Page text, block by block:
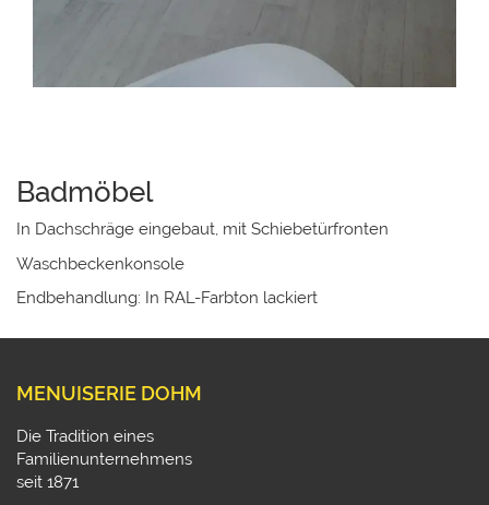
Badmöbel
In Dachschräge eingebaut, mit Schiebetürfronten
Waschbeckenkonsole
Endbehandlung: In RAL-Farbton lackiert
MENUISERIE DOHM
Die Tradition eines
Familienunternehmens
seit 1871